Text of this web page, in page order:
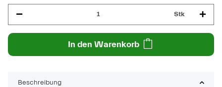
Stk
In den Warenkorb
Beschreibung